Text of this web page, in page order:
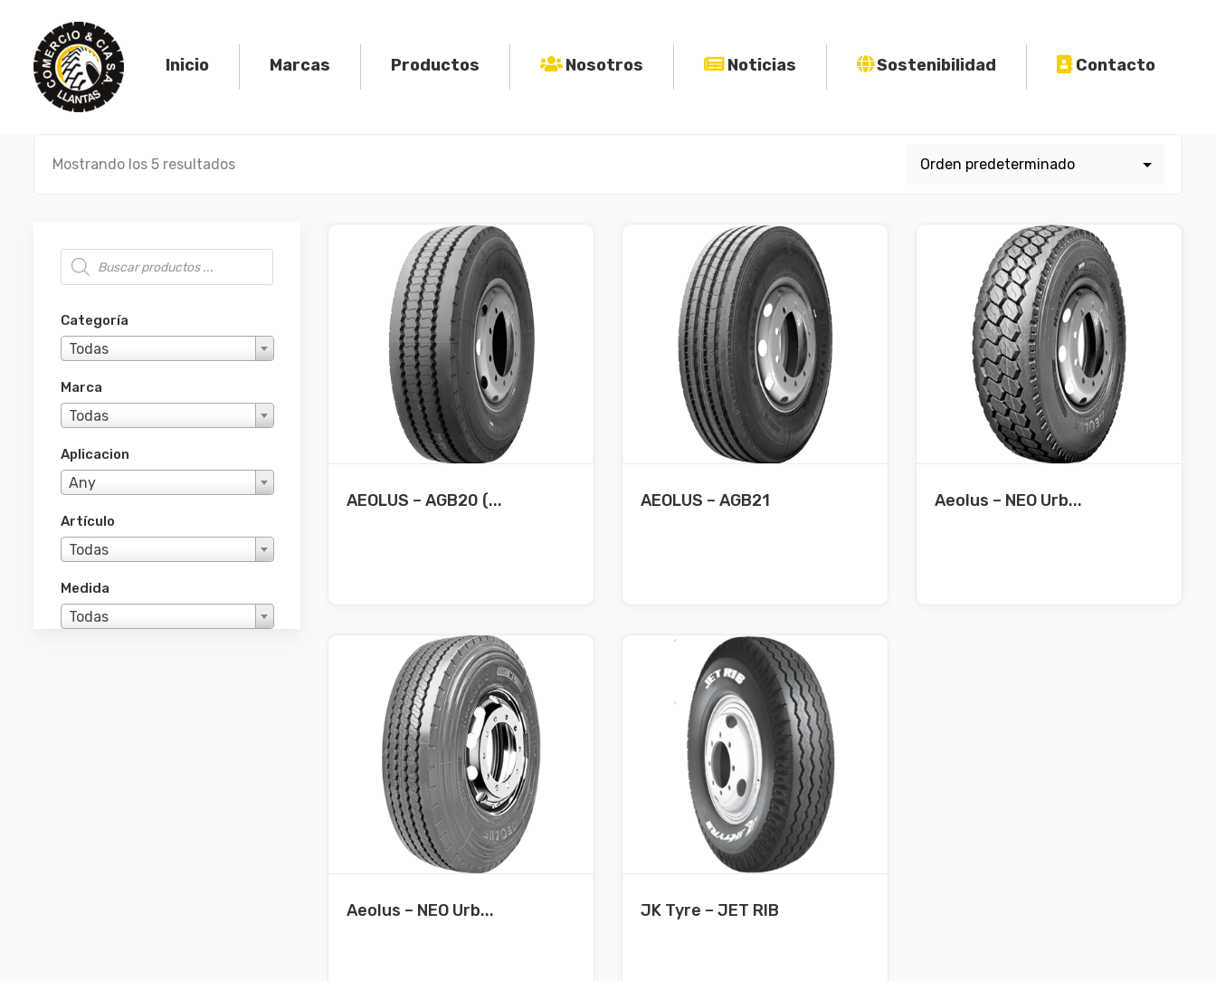
content
Inicio Marcas Productos Nosotros Noticias Sostenibilidad Contacto
Mostrando los 5 resultados
Búsqueda de productos
Categoría
Todas
Marca
Todas
Aplicacion
Any
Artículo
Todas
Medida
Todas
AEOLUS – AGB20 (... AEOLUS – AGB21 Aeolus – NEO Urb...
Aeolus – NEO Urb... JK Tyre – JET RIB